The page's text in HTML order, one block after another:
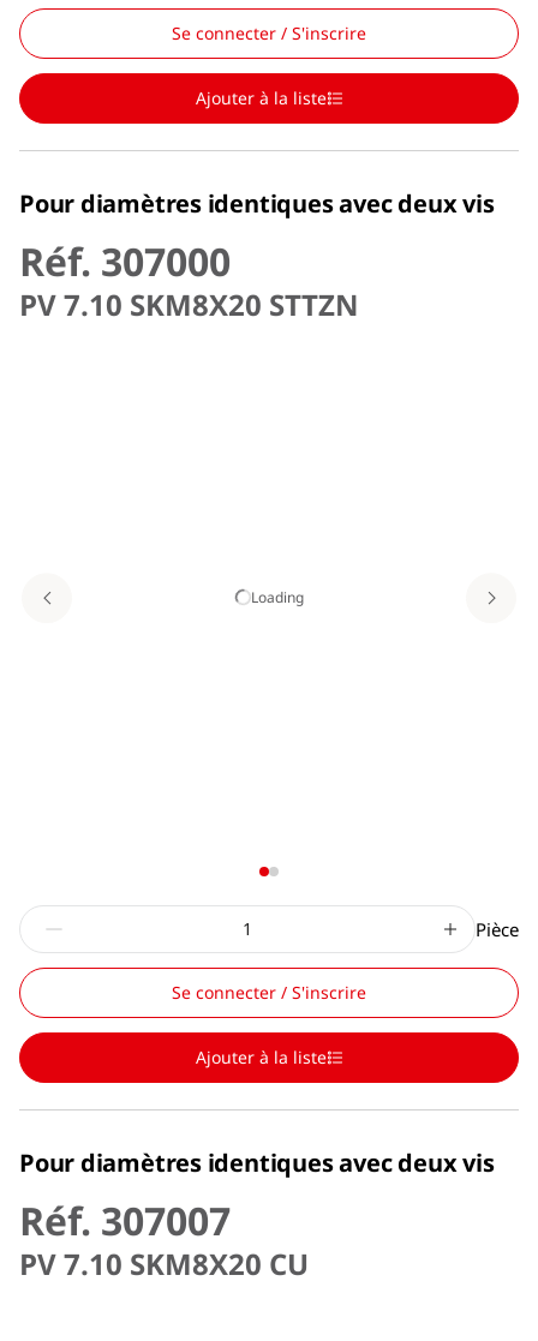
Se connecter / S'inscrire
Ajouter à la liste
Pour diamètres identiques avec deux vis
Réf. 307000
PV 7.10 SKM8X20 STTZN
Loading
Pièce
Se connecter / S'inscrire
Ajouter à la liste
Pour diamètres identiques avec deux vis
Réf. 307007
PV 7.10 SKM8X20 CU